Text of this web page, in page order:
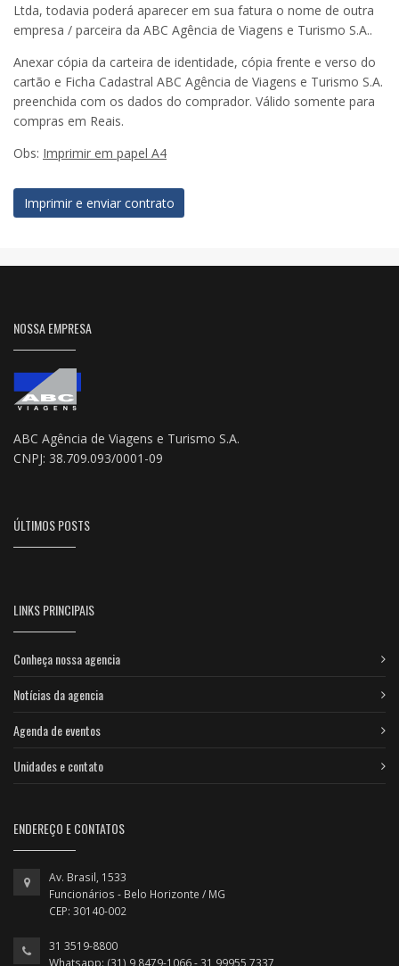
Ltda, todavia poderá aparecer em sua fatura o nome de outra
empresa / parceira da ABC Agência de Viagens e Turismo S.A..
Anexar cópia da carteira de identidade, cópia frente e verso do
cartão e Ficha Cadastral ABC Agência de Viagens e Turismo S.A.
preenchida com os dados do comprador. Válido somente para
compras em Reais.
Obs: Imprimir em papel A4
Imprimir e enviar contrato
NOSSA EMPRESA
ABC Agência de Viagens e Turismo S.A.
CNPJ: 38.709.093/0001-09
ÚLTIMOS POSTS
LINKS PRINCIPAIS
Conheça nossa agencia
Notícias da agencia
Agenda de eventos
Unidades e contato
ENDEREÇO E CONTATOS
Av. Brasil, 1533
Funcionários - Belo Horizonte / MG
CEP: 30140-002
31 3519-8800